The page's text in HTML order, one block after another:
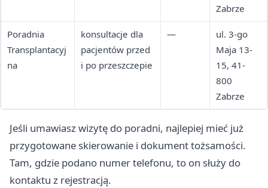
Zabrze
Poradnia
Transplantacyj
na
konsultacje dla
pacjentów przed
i po przeszczepie
—
ul. 3-go
Maja 13-
15, 41-
800
Zabrze
Jeśli umawiasz wizytę do poradni, najlepiej mieć już
przygotowane skierowanie i dokument tożsamości.
Tam, gdzie podano numer telefonu, to on służy do
kontaktu z rejestracją.